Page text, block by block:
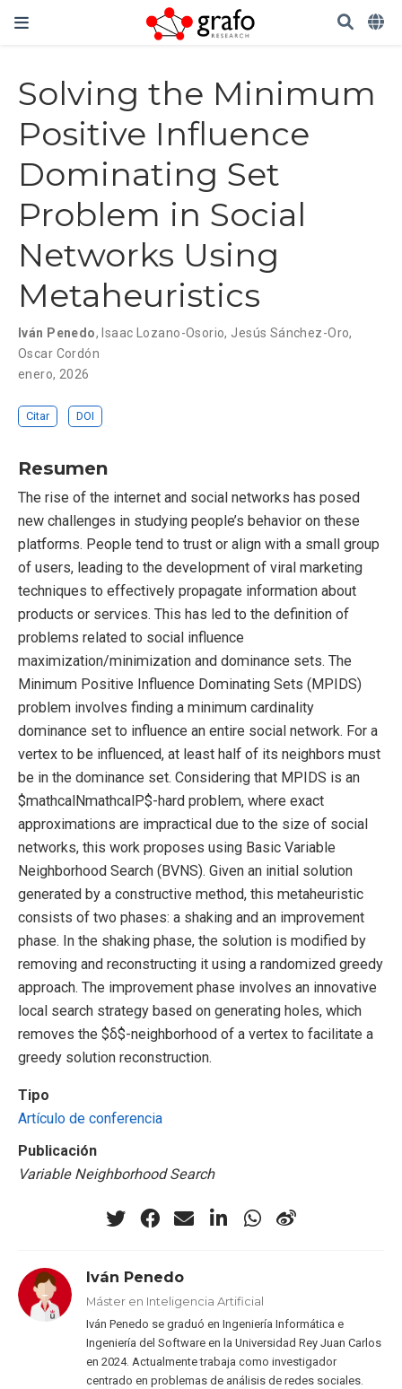
Solving the Minimum
Positive Influence
Dominating Set
Problem in Social
Networks Using
Metaheuristics
Iván Penedo, Isaac Lozano-Osorio, Jesús Sánchez-Oro,
Oscar Cordón
enero, 2026
Citar DOI
Resumen
The rise of the internet and social networks has posed
new challenges in studying people’s behavior on these
platforms. People tend to trust or align with a small group
of users, leading to the development of viral marketing
techniques to effectively propagate information about
products or services. This has led to the definition of
problems related to social influence
maximization/minimization and dominance sets. The
Minimum Positive Influence Dominating Sets (MPIDS)
problem involves finding a minimum cardinality
dominance set to influence an entire social network. For a
vertex to be influenced, at least half of its neighbors must
be in the dominance set. Considering that MPIDS is an
$mathcalNmathcalP$-hard problem, where exact
approximations are impractical due to the size of social
networks, this work proposes using Basic Variable
Neighborhood Search (BVNS). Given an initial solution
generated by a constructive method, this metaheuristic
consists of two phases: a shaking and an improvement
phase. In the shaking phase, the solution is modified by
removing and reconstructing it using a randomized greedy
approach. The improvement phase involves an innovative
local search strategy based on generating holes, which
removes the $δ$-neighborhood of a vertex to facilitate a
greedy solution reconstruction.
Tipo
Artículo de conferencia
Publicación
Variable Neighborhood Search
Iván Penedo
Máster en Inteligencia Artificial
Iván Penedo se graduó en Ingeniería Informática e
Ingeniería del Software en la Universidad Rey Juan Carlos
en 2024. Actualmente trabaja como investigador
centrado en problemas de análisis de redes sociales.